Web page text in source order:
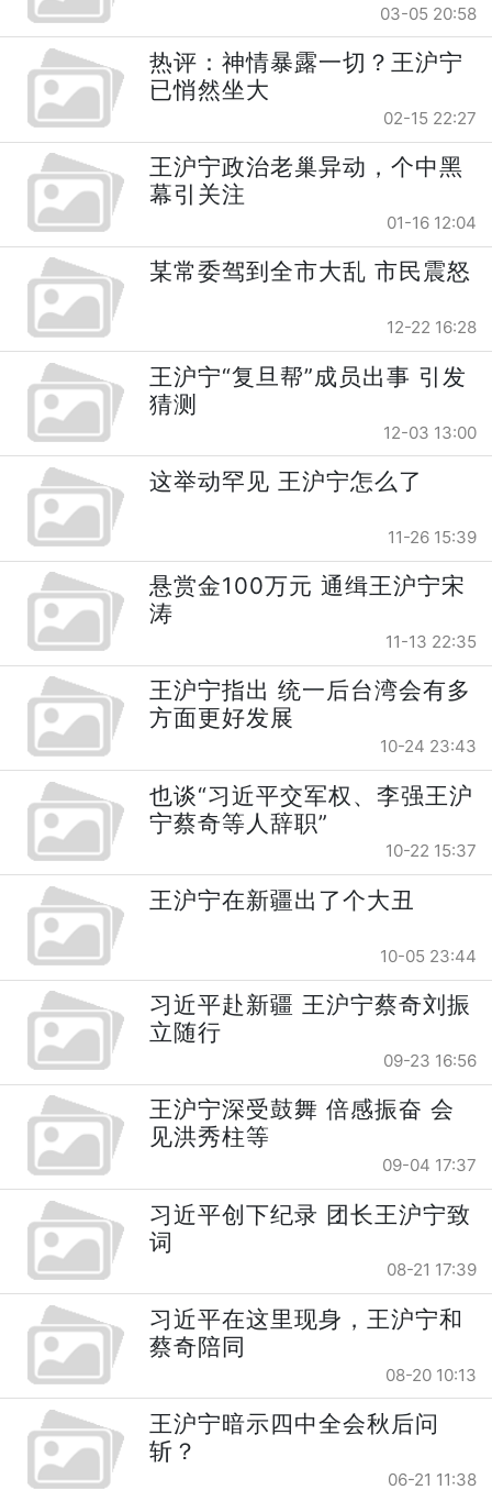
03-05 20:58
热评：神情暴露一切？王沪宁
已悄然坐大
02-15 22:27
王沪宁政治老巢异动，个中黑
幕引关注
01-16 12:04
某常委驾到全市大乱 市民震怒
12-22 16:28
王沪宁“复旦帮”成员出事 引发
猜测
12-03 13:00
这举动罕见 王沪宁怎么了
11-26 15:39
悬赏金100万元 通缉王沪宁宋
涛
11-13 22:35
王沪宁指出 统一后台湾会有多
方面更好发展
10-24 23:43
也谈“习近平交军权、李强王沪
宁蔡奇等人辞职”
10-22 15:37
王沪宁在新疆出了个大丑
10-05 23:44
习近平赴新疆 王沪宁蔡奇刘振
立随行
09-23 16:56
王沪宁深受鼓舞 倍感振奋 会
见洪秀柱等
09-04 17:37
习近平创下纪录 团长王沪宁致
词
08-21 17:39
习近平在这里现身，王沪宁和
蔡奇陪同
08-20 10:13
王沪宁暗示四中全会秋后问
斩？
06-21 11:38